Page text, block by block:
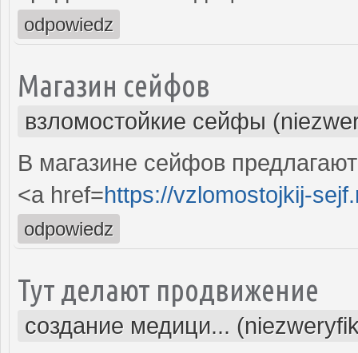
odpowiedz
Магазин сейфов
взломостойкие сейфы
В магазине сейфов
<a href=https://vzlomostojkij-
odpowiedz
Тут делают продвижение
создание медици...